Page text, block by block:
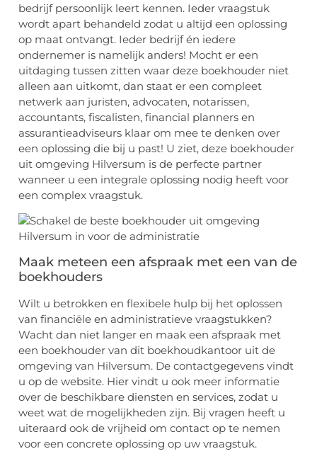
bedrijf persoonlijk leert kennen. Ieder vraagstuk
wordt apart behandeld zodat u altijd een oplossing
op maat ontvangt. Ieder bedrijf én iedere
ondernemer is namelijk anders! Mocht er een
uitdaging tussen zitten waar deze boekhouder niet
alleen aan uitkomt, dan staat er een compleet
netwerk aan juristen, advocaten, notarissen,
accountants, fiscalisten, financial planners en
assurantieadviseurs klaar om mee te denken over
een oplossing die bij u past! U ziet, deze boekhouder
uit omgeving Hilversum is de perfecte partner
wanneer u een integrale oplossing nodig heeft voor
een complex vraagstuk.
Maak meteen een afspraak met een van de
boekhouders
Wilt u betrokken en flexibele hulp bij het oplossen
van financiële en administratieve vraagstukken?
Wacht dan niet langer en maak een afspraak met
een boekhouder van dit boekhoudkantoor uit de
omgeving van Hilversum. De contactgegevens vindt
u op de website. Hier vindt u ook meer informatie
over de beschikbare diensten en services, zodat u
weet wat de mogelijkheden zijn. Bij vragen heeft u
uiteraard ook de vrijheid om contact op te nemen
voor een concrete oplossing op uw vraagstuk.